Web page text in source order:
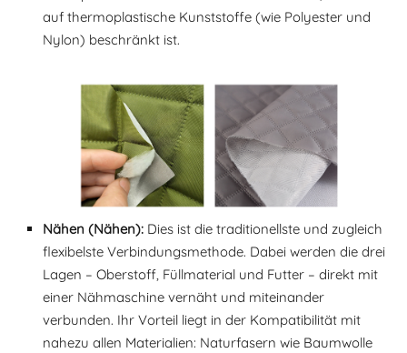
auf thermoplastische Kunststoffe (wie Polyester und
Nylon) beschränkt ist.
Nähen (Nähen): Dies ist die traditionellste und zugleich
flexibelste Verbindungsmethode. Dabei werden die drei
Lagen – Oberstoff, Füllmaterial und Futter – direkt mit
einer Nähmaschine vernäht und miteinander
verbunden. Ihr Vorteil liegt in der Kompatibilität mit
nahezu allen Materialien: Naturfasern wie Baumwolle